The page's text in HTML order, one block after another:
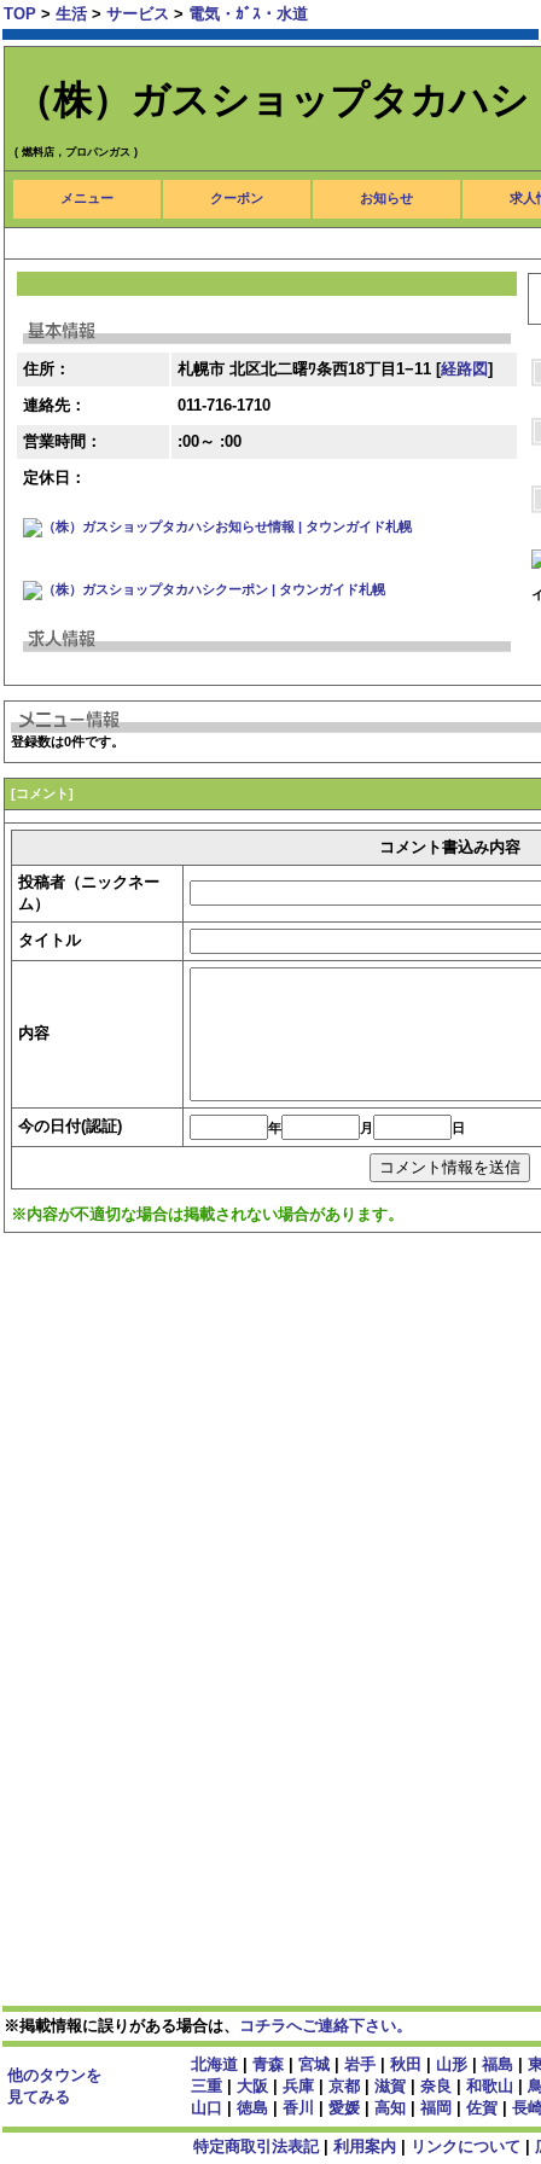
TOP > 生活 > サービス > 電気・ｶﾞｽ・水道
（株）ガスショップタカハシ
( 燃料店，プロパンガス )
メニュー クーポン お知らせ 求人
住所： 札幌市 北区北二曙ﾜ条西18丁目1−11 [経路図]
連絡先：
011-716-1710
営業時間：
:00～ :00
定休日：
登録数は0件です。
[コメント]
コメント書込み内容
投稿者（ニックネー
ム）
タイトル
内容
今の日付(認証) 年 月 日
※内容が不適切な場合は掲載されない場合があります。
※掲載情報に誤りがある場合は、 コチラへご連絡下さい。
他のタウンを
見てみる
北海道 青森 宮城 岩手 秋田 山形 福島
三重
大阪 兵庫 京都 滋賀 奈良 和歌山
山口
徳島 香川 愛媛 高知 福岡 佐賀 長
特定商取引法表記| 利用案内| リンクについて